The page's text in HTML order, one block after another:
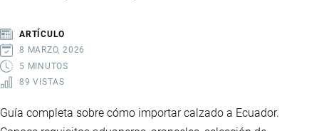
Y
PROCESO
ADUANERO
ARTÍCULO
8 MARZO, 2026
5 MINUTOS
89 VISTAS
Guía completa sobre cómo importar calzado a Ecuador.